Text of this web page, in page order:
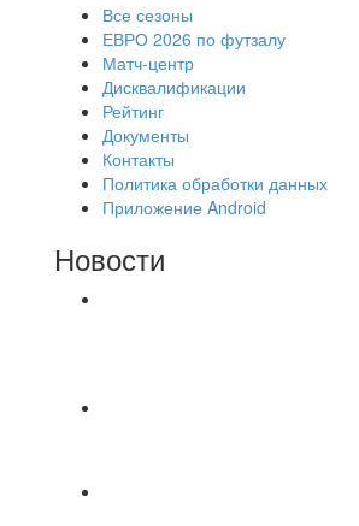
Все сезоны
ЕВРО 2026 по футзалу
Матч-центр
Дисквалификации
Рейтинг
Документы
Контакты
Политика обработки данных
Приложение Android
Новости